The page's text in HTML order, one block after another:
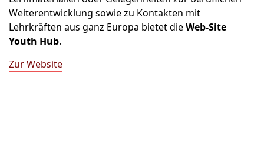
Weiterentwicklung sowie zu Kontakten mit
Lehrkräften aus ganz Europa bietet dieWeb-Site
Youth Hub.
Zur Website